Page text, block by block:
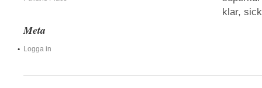
klar,
Meta
Logga in